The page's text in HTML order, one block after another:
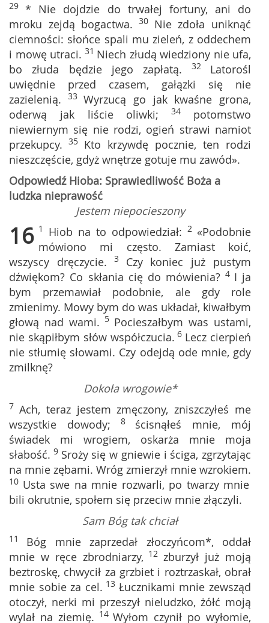
29* Nie dojdzie do trwałej fortuny, ani do
mroku zejdą bogactwa. 30 Nie zdoła uniknąć
ciemności: słońce spali mu zieleń, z oddechem
i mowę utraci. 31 Niech złudą wiedziony nie ufa,
bo złuda będzie jego zapłatą. 32 Latorośl
uwiędnie przed czasem, gałązki się nie
zazielenią. 33Wyrzucą go jak kwaśne grona,
oderwą jak liście oliwki; 34 potomstwo
niewiernym się nie rodzi, ogień strawi namiot
przekupcy. 35 Kto krzywdę pocznie, ten rodzi
nieszczęście, gdyż wnętrze gotuje mu zawód».
Odpowiedź Hioba: Sprawiedliwość Boża a
ludzka nieprawość
Jestem niepocieszony
16 1 Hiob na to odpowiedział: 2 «Podobnie
mówiono mi często. Zamiast koić,
wszyscy dręczycie. 3 Czy koniec już pustym
dźwiękom? Co skłania cię do mówienia? 4 I ja
bym przemawiał podobnie, ale gdy role
zmienimy. Mowy bym do was układał, kiwałbym
głową nad wami. 5 Pocieszałbym was ustami,
nie skąpiłbym słów współczucia. 6 Lecz cierpień
nie stłumię słowami. Czy odejdą ode mnie, gdy
zmilknę?
Dokoła wrogowie*
7 Ach, teraz jestem zmęczony, zniszczyłeś me
wszystkie dowody; 8 ścisnąłeś mnie, mój
świadek mi wrogiem, oskarża mnie moja
słabość. 9 Sroży się w gniewie i ściga, zgrzytając
na mnie zębami. Wróg zmierzył mnie wzrokiem.
10 Usta swe na mnie rozwarli, po twarzy mnie
bili okrutnie, społem się przeciw mnie złączyli.
Sam Bóg tak chciał
11 Bóg mnie zaprzedał złoczyńcom*, oddał
mnie w ręce zbrodniarzy, 12 zburzył już moją
beztroskę, chwycił za grzbiet i roztrzaskał, obrał
mnie sobie za cel. 13 Łucznikami mnie zewsząd
otoczył, nerki mi przeszył nieludzko, żółć moją
wylał na ziemię. 14Wyłom czynił po wyłomie,